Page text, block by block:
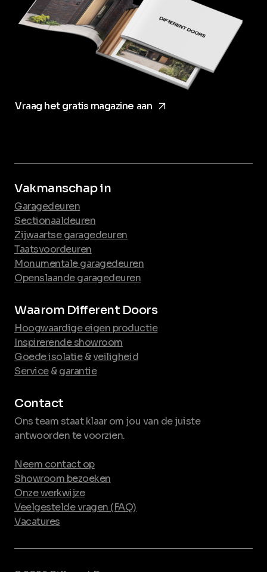
Vakmanschap in
Garagedeuren
Sectionaaldeuren
Zijwaartse garagedeuren
Taatsvoordeuren
Monumentale garagedeuren
Openslaande garagedeuren
Waarom Different Doors
Hoogwaardige eigen productie
Inspirerende showroom
Goede isolatie&veiligheid
Service&garantie
Contact
Ons team staat klaar om jou van de juiste
antwoorden te voorzien.
Neem contact op
Showroom bezoeken
Onze werkwijze
Veelgestelde vragen (FAQ)
Vacatures
Vraag het gratis magazine aanarrow_forward